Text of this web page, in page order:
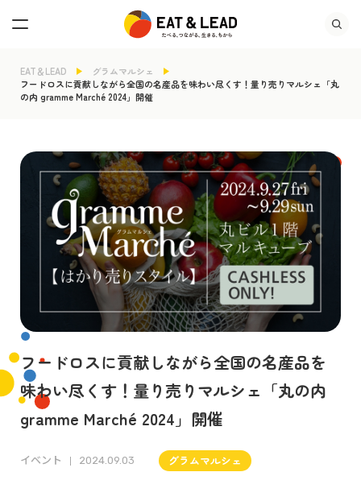
EAT＆LEAD
グラムマルシェ
フードロスに貢献しながら全国の名産品を味わい尽くす！量り売りマルシェ「丸
の内 gramme Marché 2024」開催
フードロスに貢献しながら全国の名産品を
味わい尽くす！量り売りマルシェ「丸の内
gramme Marché 2024」開催
イベント 2024.09.03 グラムマルシェ